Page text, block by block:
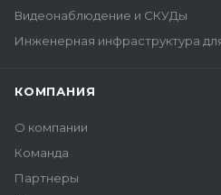
Видеонаблюдение и СКУДы
Инженерная инфраструктура
КОМПАНИЯ
О компании
Команда
Партнеры